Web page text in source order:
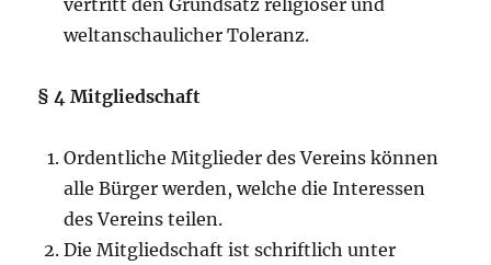
weltanschaulicher Toleranz.
§ 4 Mitgliedschaft
Ordentliche Mitglieder des Vereins können
alle Bürger werden, welche die Interessen
des Vereins teilen.
Die Mitgliedschaft ist schriftlich unter